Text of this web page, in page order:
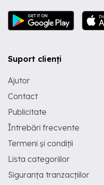
Suport clienți
Ajutor
Contact
Publicitate
Întrebări frecvente
Termeni și condiții
Lista categoriilor
Siguranța tranzacțiilor